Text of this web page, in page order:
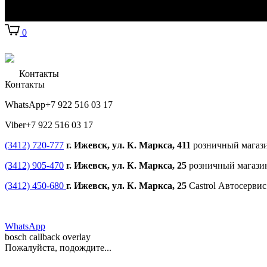
0
Контакты
Контакты
WhatsApp+7 922 516 03 17
Viber+7 922 516 03 17
(3412) 720-777 г. Ижевск, ул. К. Маркса, 411 розничный
(3412) 905-470 г. Ижевск, ул. К. Маркса, 25 розничный
(3412) 450-680 г. Ижевск, ул. К. Маркса, 25 Castrol Автосервис
WhatsApp
bosch callback overlay
Пожалуйста, подождите...